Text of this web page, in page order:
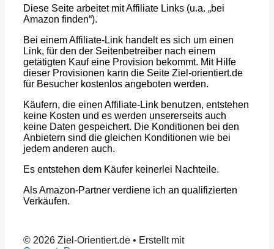
Diese Seite arbeitet mit Affiliate Links (u.a. „bei
Amazon finden“).
Bei einem Affiliate-Link handelt es sich um einen
Link, für den der Seitenbetreiber nach einem
getätigten Kauf eine Provision bekommt. Mit Hilfe
dieser Provisionen kann die Seite Ziel-orientiert.de
für Besucher kostenlos angeboten werden.
Käufern, die einen Affiliate-Link benutzen, entstehen
keine Kosten und es werden unsererseits auch
keine Daten gespeichert. Die Konditionen bei den
Anbietern sind die gleichen Konditionen wie bei
jedem anderen auch.
Es entstehen dem Käufer keinerlei Nachteile.
Als Amazon-Partner verdiene ich an qualifizierten
Verkäufen.
© 2026 Ziel-Orientiert.de • Erstellt mit